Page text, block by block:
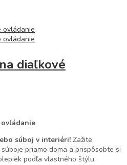
diaľkové
súboj v interiéri! Zažite
priamo doma a prispôsobte si
podľa vlastného štýlu.